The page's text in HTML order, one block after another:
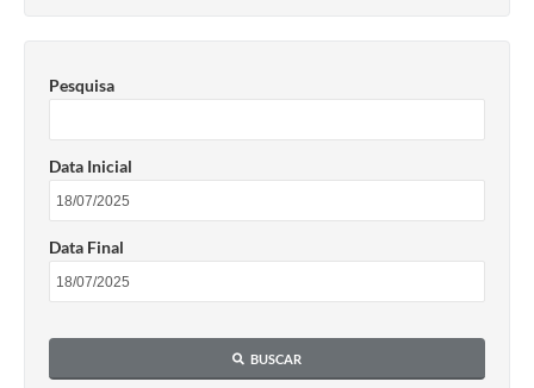
Pesquisa
Data Inicial
Data Final
BUSCAR